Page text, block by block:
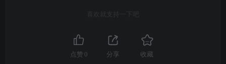
喜欢就支持一下吧
点赞 0 分享 收藏